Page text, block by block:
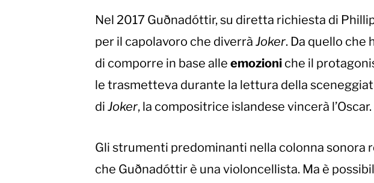
Nel 2017 Guðnadóttir, su diretta richiesta di
per il capolavoro che diverrà Joker. Da quello che
di comporre in base alle emozioni che il
le trasmetteva durante la lettura della
di Joker, la compositrice islandese vincerà l’Oscar.
Gli strumenti predominanti nella colonna sonora
che Guðnadóttir è una violoncellista. Ma è